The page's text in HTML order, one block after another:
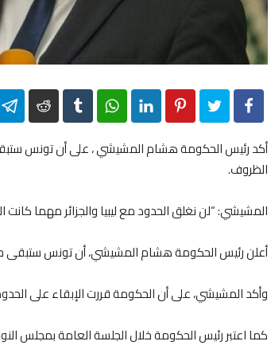
Facebook
Twitter
Pinterest
LinkedIn
WhatsApp
Tumblr
Reddit
أكد رئيس الحكومة هشام المشيشي ، على أن تونس
الظروف.
المشيشي: “لن نغلق الحدود مع ليبيا والجزائر مهما كانت
أعلن رئيس الحكومة هشام المشيشي، أن تونس ستبقى
وأكد المشيشي، على أن الحكومة قررت الإبقاء على
كما اعتبر رئيس الحكومة خلال الجلسة العامة بمجلس